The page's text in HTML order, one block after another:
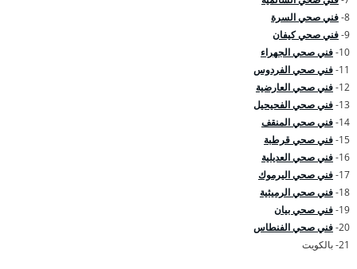
8- فني صحي السرة
9- فني صحي كيفان
10- فني صحي الجهراء
11- فني صحي الفردوس
12- فني صحي العارضية
13- فني صحي الفحيحيل
14- فني صحي المنقف
15- فني صحي قرطبة
16- فني صحي العديلية
17- فني صحي اليرموك
18- فني صحي الرميثية
19- فني صحي بيان
20- فني صحي الفنطاس
21- بالكويت